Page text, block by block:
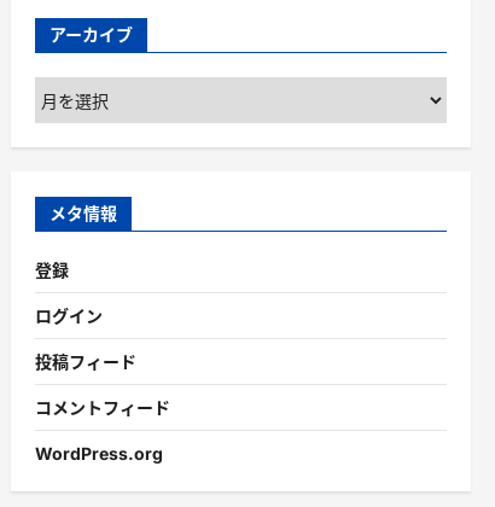
アーカイブ
ア
ー
カ
ブ
メタ情報
登録
ログイン
投稿フィード
コメントフィード
WordPress.org